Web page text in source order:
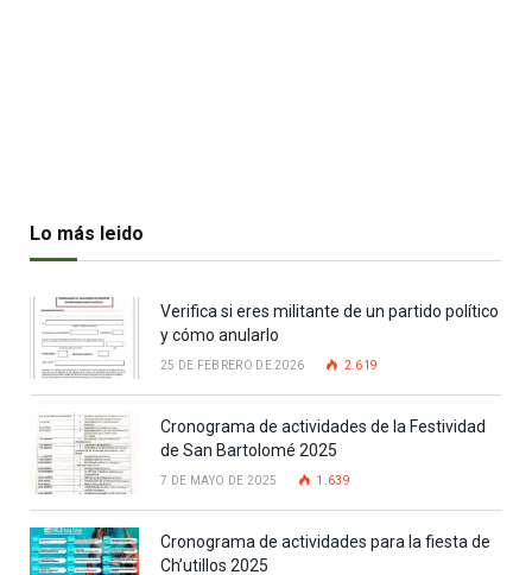
Lo más leido
Verifica si eres militante de un partido político
y cómo anularlo
25 DE FEBRERO DE 2026 2.619
Cronograma de actividades de la Festividad
de San Bartolomé 2025
7 DE MAYO DE 2025 1.639
Cronograma de actividades para la fiesta de
Ch’utillos 2025